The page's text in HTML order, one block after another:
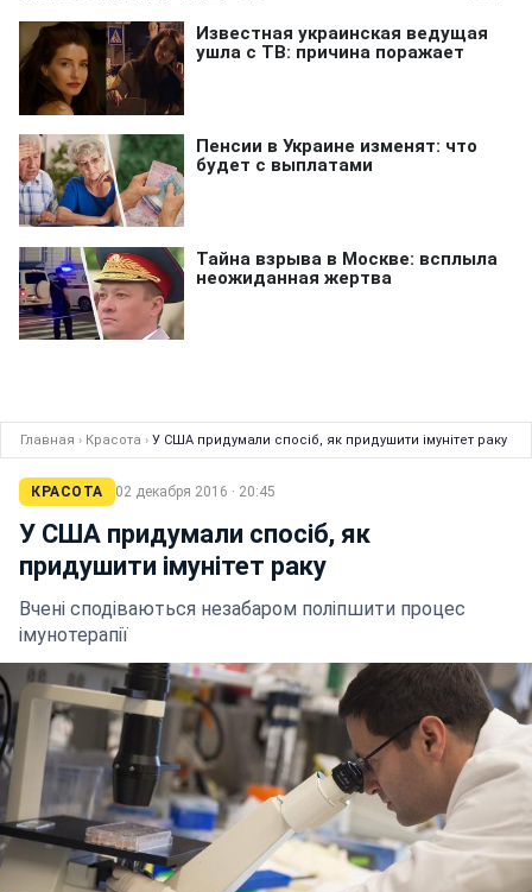
Главная › Красота › У США придумали спосіб, як придушити імунітет раку
КРАСОТА 02 декабря 2016 · 20:45
У США придумали спосіб, як
придушити імунітет раку
Вчені сподіваються незабаром поліпшити процес
імунотерапії